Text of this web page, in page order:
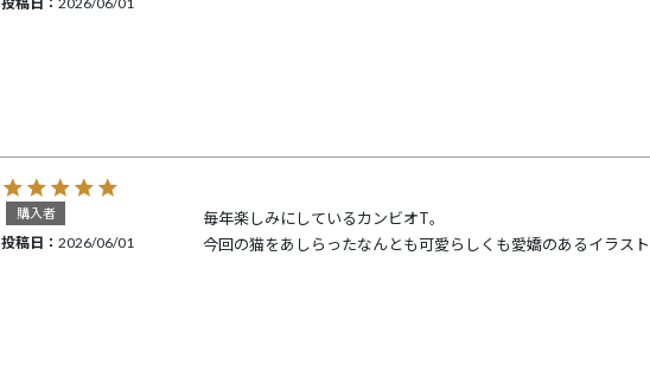
購入者
投稿日 2026/06/01
毎年楽しみにしているカンビオT。
今回の猫をあしらったなんとも可愛らしくも愛嬌のあるイラス